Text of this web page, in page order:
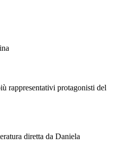
rappresentativi protagonisti del
diretta da Daniela